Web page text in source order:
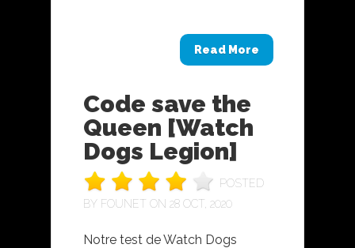
Read More
Code save the
Queen [Watch
Dogs Legion]
POSTED
BY FOUNET ON 28 OCT, 2020
Notre test de Watch Dogs